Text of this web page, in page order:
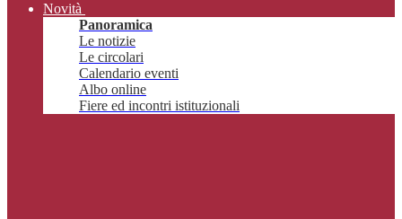
Novità
Panoramica
Le notizie
Le circolari
Calendario eventi
Albo online
Fiere ed incontri istituzionali